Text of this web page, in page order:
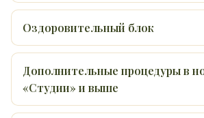
Оздоровительный блок
Дополнительные процедуры в
«Студии» и выше